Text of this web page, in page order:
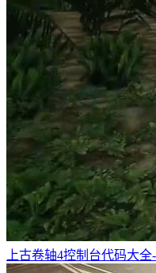
上古卷轴4控制台代码大